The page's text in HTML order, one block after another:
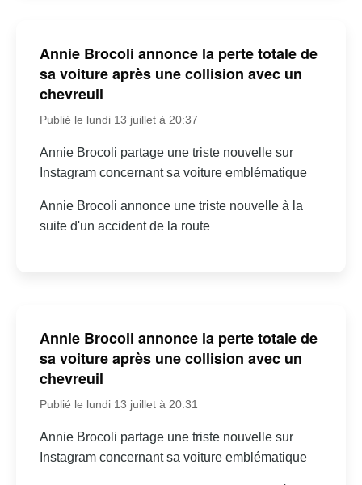
Annie Brocoli annonce la perte totale de
sa voiture après une collision avec un
chevreuil
Publié le lundi 13 juillet à 20:37
Annie Brocoli partage une triste nouvelle sur
Instagram concernant sa voiture emblématique
Annie Brocoli annonce une triste nouvelle à la
suite d'un accident de la route
Annie Brocoli annonce la perte totale de
sa voiture après une collision avec un
chevreuil
Publié le lundi 13 juillet à 20:31
Annie Brocoli partage une triste nouvelle sur
Instagram concernant sa voiture emblématique